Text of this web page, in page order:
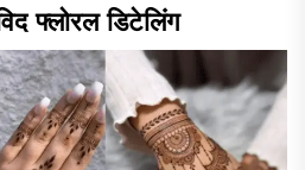
फ्लोरल डिटेलिंग